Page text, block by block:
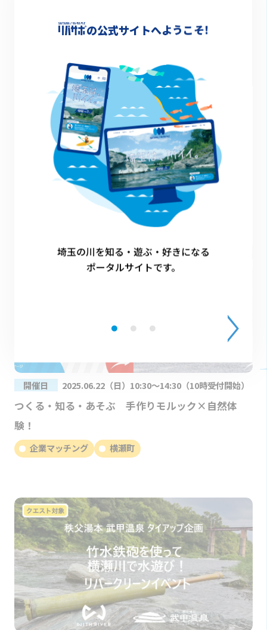
2025.7.26（土）①10時～（受付9時50分～）、②
14時～（受付13時50分～）
防災× 体験 × 自然 「自然の水が飲めるって、す
ごい！」を体験しよう
クエスト対象 横瀬町
開催日 2025.06.22（日）10:30～14:30（10時受付開始）
つくる・知る・あそぶ 手作りモルック×自然体
験！
企業マッチング 横瀬町
の公式サイトへようこそ!
埼玉の川を知る・遊ぶ・好きになる
ポータルサイトです。